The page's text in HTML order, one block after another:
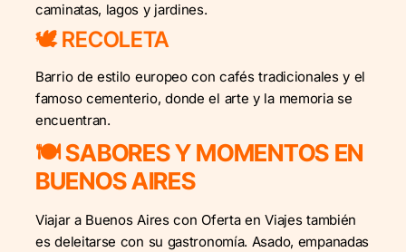
caminatas, lagos y jardines.
🕊️ RECOLETA
Barrio de estilo europeo con cafés tradicionales y el
famoso cementerio, donde el arte y la memoria se
encuentran.
🍽️ SABORES Y MOMENTOS EN
BUENOS AIRES
Viajar a Buenos Aires con Oferta en Viajes también
es deleitarse con su gastronomía. Asado, empanadas